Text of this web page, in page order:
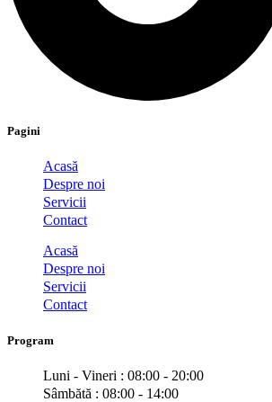
Pagini
Acasă
Despre noi
Servicii
Contact
Acasă
Despre noi
Servicii
Contact
Program
Luni - Vineri : 08:00 - 20:00
Sâmbătă : 08:00 - 14:00